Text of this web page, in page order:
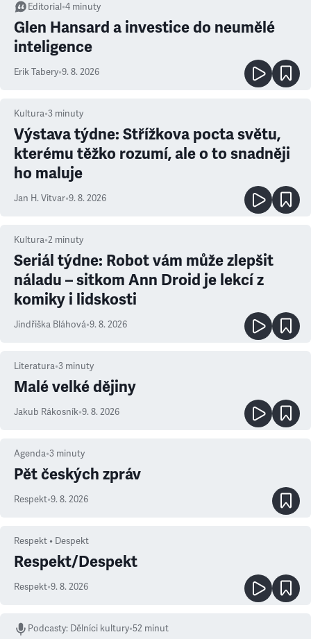
Editorial•4 minuty
Glen Hansard a investice do neumělé
inteligence
Erik Tabery•9. 8. 2026
Kultura•3 minuty
Výstava týdne: Střížkova pocta světu,
kterému těžko rozumí, ale o to snadněji
ho maluje
Jan H. Vitvar•9. 8. 2026
Kultura•2 minuty
Seriál týdne: Robot vám může zlepšit
náladu – sitkom Ann Droid je lekcí z
komiky i lidskosti
Jindřiška Bláhová•9. 8. 2026
Literatura•3 minuty
Malé velké dějiny
Jakub Rákosník•9. 8. 2026
Agenda•3 minuty
Pět českých zpráv
Respekt•9. 8. 2026
Respekt • Despekt
Respekt/Despekt
Respekt•9. 8. 2026
Podcasty: Dělníci kultury•52 minut